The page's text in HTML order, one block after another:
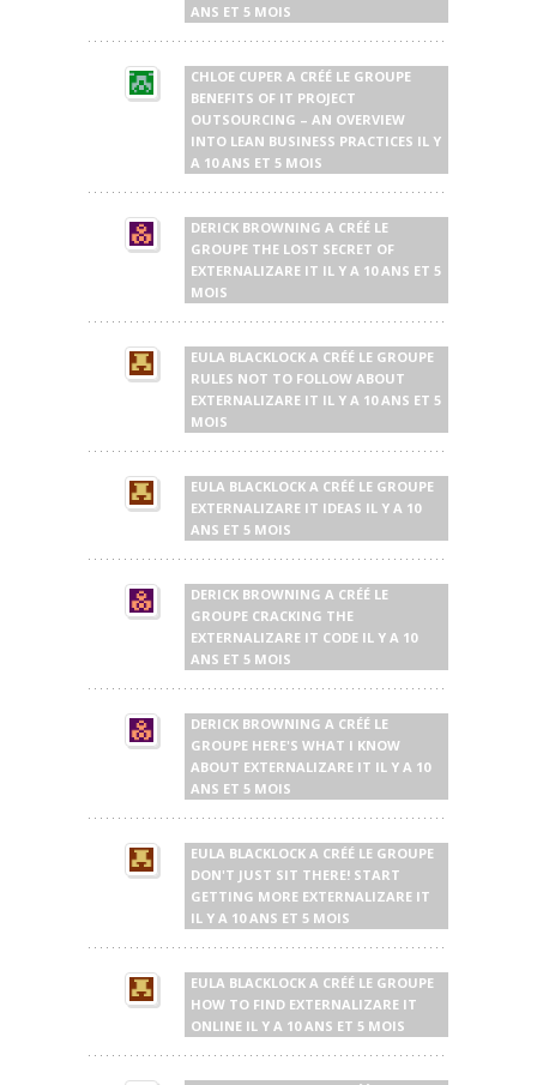
ANS ET 5 MOIS
CHLOE CUPER A CRÉÉ LE GROUPE
BENEFITS OF IT PROJECT
OUTSOURCING – AN OVERVIEW
INTO LEAN BUSINESS PRACTICES IL Y
A 10 ANS ET 5 MOIS
DERICK BROWNING A CRÉÉ LE
GROUPE THE LOST SECRET OF
EXTERNALIZARE IT IL Y A 10 ANS ET 5
MOIS
EULA BLACKLOCK A CRÉÉ LE GROUPE
RULES NOT TO FOLLOW ABOUT
EXTERNALIZARE IT IL Y A 10 ANS ET 5
MOIS
EULA BLACKLOCK A CRÉÉ LE GROUPE
EXTERNALIZARE IT IDEAS IL Y A 10
ANS ET 5 MOIS
DERICK BROWNING A CRÉÉ LE
GROUPE CRACKING THE
EXTERNALIZARE IT CODE IL Y A 10
ANS ET 5 MOIS
DERICK BROWNING A CRÉÉ LE
GROUPE HERE'S WHAT I KNOW
ABOUT EXTERNALIZARE IT IL Y A 10
ANS ET 5 MOIS
EULA BLACKLOCK A CRÉÉ LE GROUPE
DON'T JUST SIT THERE! START
GETTING MORE EXTERNALIZARE IT
IL Y A 10 ANS ET 5 MOIS
EULA BLACKLOCK A CRÉÉ LE GROUPE
HOW TO FIND EXTERNALIZARE IT
ONLINE IL Y A 10 ANS ET 5 MOIS